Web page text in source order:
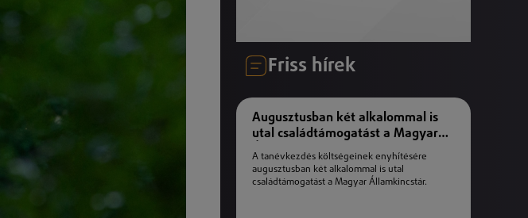
Friss hírek
Augusztusban két alkalommal is
utal családtámogatást a Magyar
Államkincstár
A tanévkezdés költségeinek enyhítésére
augusztusban két alkalommal is utal
családtámogatást a Magyar Államkincstár.